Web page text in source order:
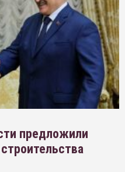
предложили